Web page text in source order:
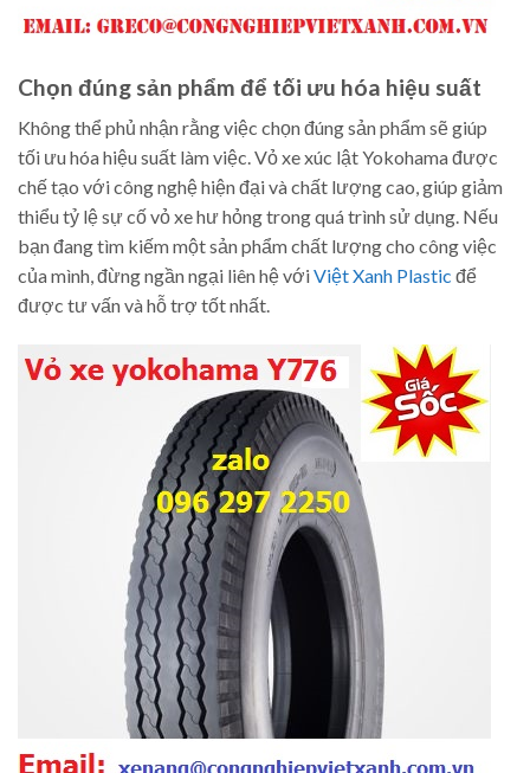
Chọn đúng sản phẩm để tối ưu hóa hiệu suất
Không thể phủ nhận rằng việc chọn đúng sản phẩm sẽ giúp
tối ưu hóa hiệu suất làm việc. Vỏ xe xúc lật Yokohama được
chế tạo với công nghệ hiện đại và chất lượng cao, giúp giảm
thiểu tỷ lệ sự cố vỏ xe hư hỏng trong quá trình sử dụng. Nếu
bạn đang tìm kiếm một sản phẩm chất lượng cho công việc
của mình, đừng ngần ngại liên hệ vớiViệt Xanh Plastic để
được tư vấn và hỗ trợ tốt nhất.